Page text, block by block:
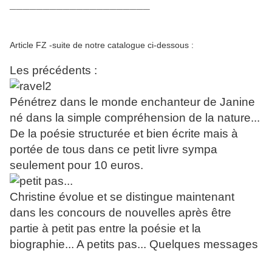
Article FZ -suite de notre catalogue ci-dessous :
Les précédents :
Pénétrez dans le monde enchanteur de Janine
né dans la simple compréhension de la nature...
De la poésie structurée et bien écrite mais à
portée de tous dans ce petit livre sympa
seulement pour 10 euros.
Christine évolue et se distingue maintenant
dans les concours de nouvelles après être
partie à petit pas entre la poésie et la
biographie... A petits pas... Quelques messages